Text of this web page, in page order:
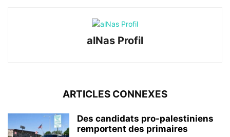
alNas Profil
ARTICLES CONNEXES
Des candidats pro-palestiniens
remportent des primaires